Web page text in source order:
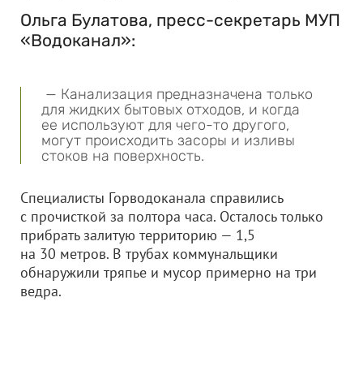
Ольга Булатова, пресс-секретарь МУП
«Водоканал»:
— Канализация предназначена только
для жидких бытовых отходов, и когда
ее используют для чего-то другого,
могут происходить засоры и изливы
стоков на поверхность.
Специалисты Горводоканала справились
с прочисткой за полтора часа. Осталось только
прибрать залитую территорию — 1,5
на 30 метров. В трубах коммунальщики
обнаружили тряпье и мусор примерно на три
ведра.